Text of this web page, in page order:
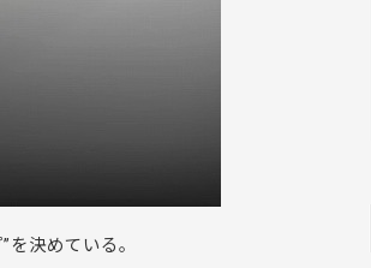
決めている。